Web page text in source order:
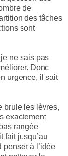
de
des tâches
sont
ne sais pas
Donc
urgence, il sait
brule les lèvres,
exactement
rangée
fait jusqu’au
penser à l’idée